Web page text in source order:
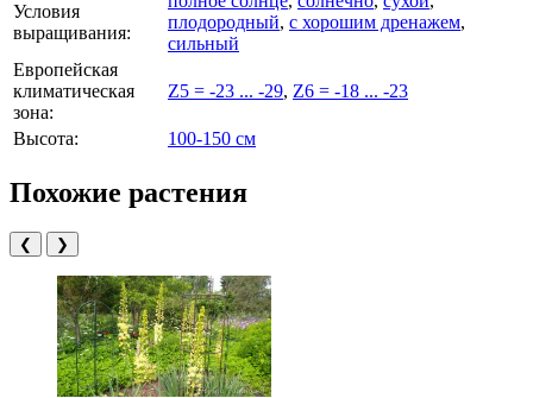
Условия
выращивания:
плодородный, с хорошим дренажем,
сильный
Европейская
климатическая
зона:
Z5 = -23 ... -29, Z6 = -18 ... -23
Высота: 100-150 см
Похожие растения
❮ ❯